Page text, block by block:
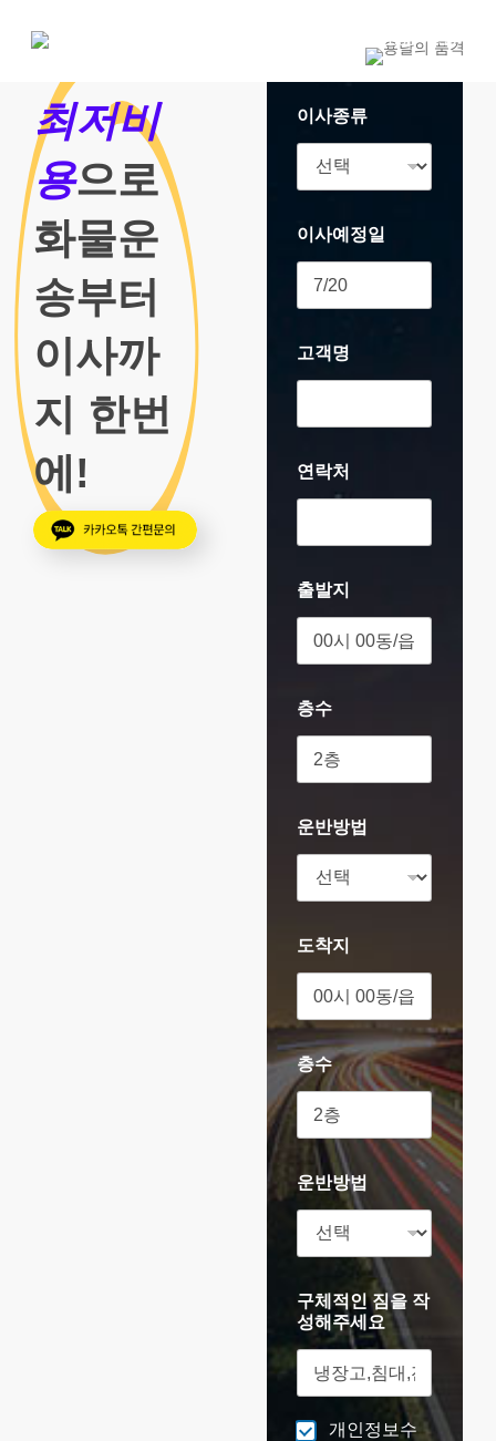
1800-7455
최저비
용으로
화물운
송부터
이사까
지 한번
에!
이사종류
이사예정일
고객명
연락처
출발지
층수
운반방법
도착지
층수
운반방법
구체적인 짐을 작
성해주세요
개인정보수